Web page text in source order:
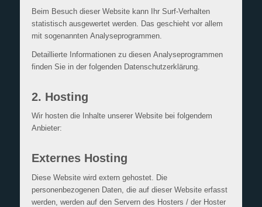
Beim Besuch dieser Website kann Ihr Surf-Verhalten
statistisch ausgewertet werden. Das geschieht vor allem
mit sogenannten Analyseprogrammen.
Detaillierte Informationen zu diesen Analyseprogrammen
finden Sie in der folgenden Datenschutzerklärung.
2. Hosting
Wir hosten die Inhalte unserer Website bei folgendem
Anbieter:
Externes Hosting
Diese Website wird extern gehostet. Die
personenbezogenen Daten, die auf dieser Website erfasst
werden, werden auf den Servern des Hosters / der Hoster